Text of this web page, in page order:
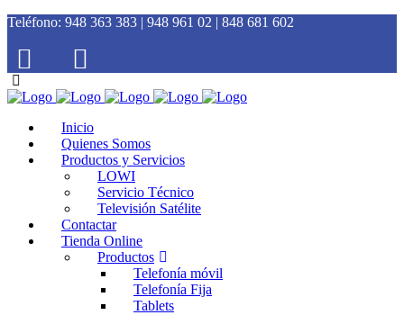
Teléfono: 948 363 383 | 948 961 02 | 848 681 602
Inicio
Quienes Somos
Productos y Servicios
LOWI
Servicio Técnico
Televisión Satélite
Contactar
Tienda Online
Productos
Telefonía móvil
Telefonía Fija
Tablets